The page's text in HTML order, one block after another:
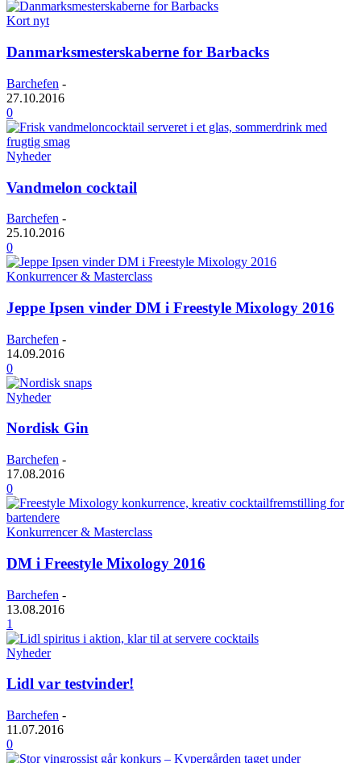
Kort nyt
Danmarksmesterskaberne for Barbacks
Barchefen -
27.10.2016
0
Nyheder
Vandmelon cocktail
Barchefen -
25.10.2016
0
Konkurrencer & Masterclass
Jeppe Ipsen vinder DM i Freestyle Mixology 2016
Barchefen -
14.09.2016
0
Nyheder
Nordisk Gin
Barchefen -
17.08.2016
0
Konkurrencer & Masterclass
DM i Freestyle Mixology 2016
Barchefen -
13.08.2016
1
Nyheder
Lidl var testvinder!
Barchefen -
11.07.2016
0